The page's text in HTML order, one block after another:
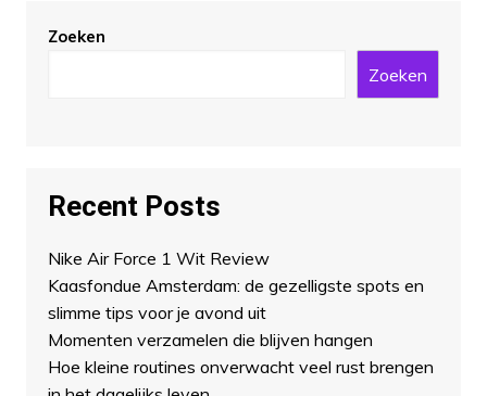
Zoeken
Zoeken
Recent Posts
Nike Air Force 1 Wit Review
Kaasfondue Amsterdam: de gezelligste spots en
slimme tips voor je avond uit
Momenten verzamelen die blijven hangen
Hoe kleine routines onverwacht veel rust brengen